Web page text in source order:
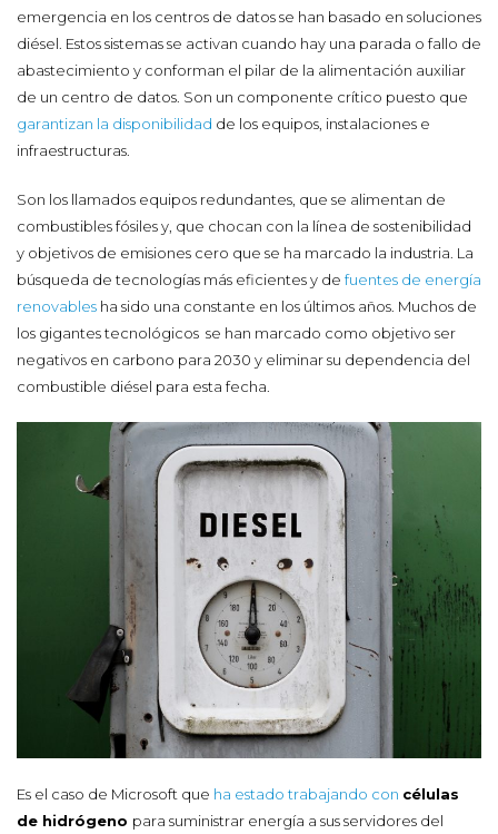
emergencia en los centros de datos se han basado en soluciones
diésel. Estos sistemas se activan cuando hay una parada o fallo de
abastecimiento y conforman el pilar de la alimentación auxiliar
de un centro de datos. Son un componente crítico puesto que
garantizan la disponibilidad de los equipos, instalaciones e
infraestructuras.
Son los llamados equipos redundantes, que se alimentan de
combustibles fósiles y, que chocan con la línea de sostenibilidad
y objetivos de emisiones cero que se ha marcado la industria. La
búsqueda de tecnologías más eficientes y de fuentes de energía
renovables ha sido una constante en los últimos años. Muchos de
los gigantes tecnológicos se han marcado como objetivo ser
negativos en carbono para 2030 y eliminar su dependencia del
combustible diésel para esta fecha.
Es el caso de Microsoft que ha estado trabajando con células
de hidrógeno para suministrar energía a sus servidores del